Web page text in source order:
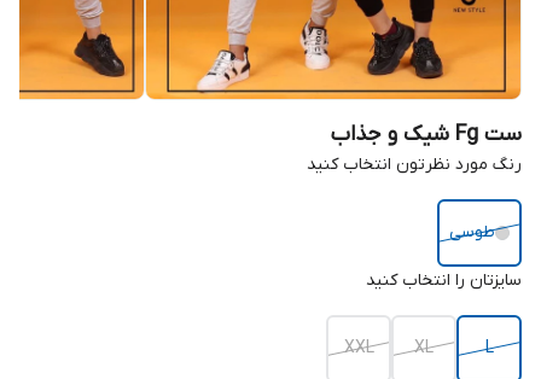
ست Fg شیک و جذاب
رنگ مورد نظرتون انتخاب کنید
طوسی
سایزتان را انتخاب کنید
L
XL
XXL